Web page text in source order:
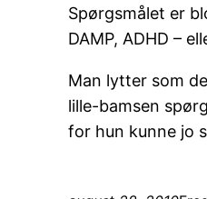
Spørgsmålet er
DAMP, ADHD –
Man lytter som
lille-bamsen
for hun kunne jo